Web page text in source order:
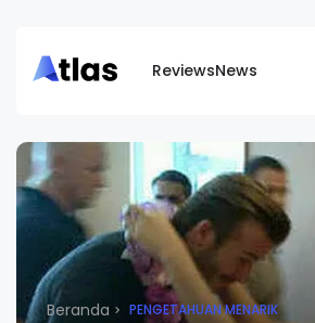
ReviewsNews
Beranda PENGETAHUAN MENARIK